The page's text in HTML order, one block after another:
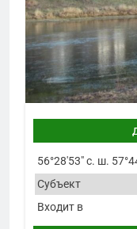
56°28′53″ с. ш.
Субъект
Входит в